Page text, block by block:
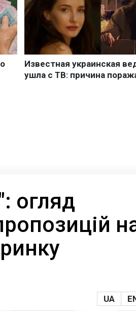
огляд
UA